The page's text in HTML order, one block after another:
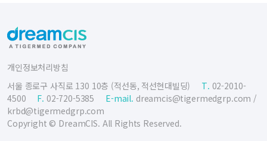
개인정보처리방침
서울 종로구 사직로 130 10층 (적선동, 적선현대빌딩)
T. 02-2010-
4500
F. 02-720-5385 E-mail. dreamcis@tigermedgrp.com /
krbd@tigermedgrp.com
Copyright © DreamCIS. All Rights Reserved.